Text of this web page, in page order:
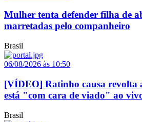
Mulher tenta defender filha de
marretadas pelo companheiro
Brasil
06/08/2026 às 10:50
[VÍDEO] Ratinho causa revolta
está "com cara de viado" ao
Brasil